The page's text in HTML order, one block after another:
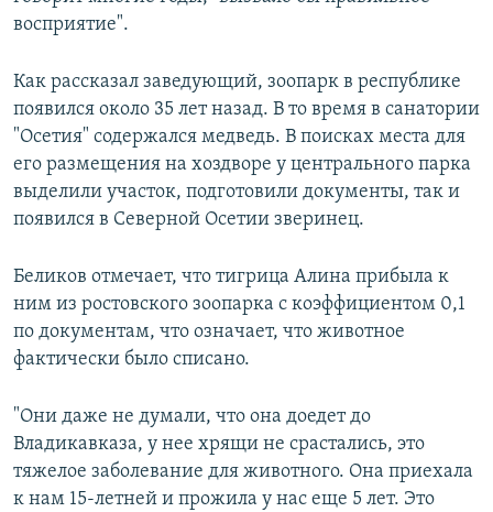
восприятие".
Как рассказал заведующий, зоопарк в республике
появился около 35 лет назад. В то время в санатории
"Осетия" содержался медведь. В поисках места для
его размещения на хоздворе у центрального парка
выделили участок, подготовили документы, так и
появился в Северной Осетии зверинец.
Беликов отмечает, что тигрица Алина прибыла к
ним из ростовского зоопарка с коэффициентом 0,1
по документам, что означает, что животное
фактически было списано.
"Они даже не думали, что она доедет до
Владикавказа, у нее хрящи не срастались, это
тяжелое заболевание для животного. Она приехала
к нам 15-летней и прожила у нас еще 5 лет. Это